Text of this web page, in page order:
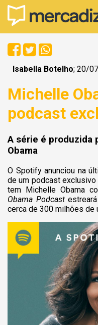
Isabella Botelho; 20/
Michelle
podcast
A série é produzida
Obama
O Spotify anunciou na
de um podcast
tem Michelle Obama
Obama Podcast
cerca de 300 milhões de